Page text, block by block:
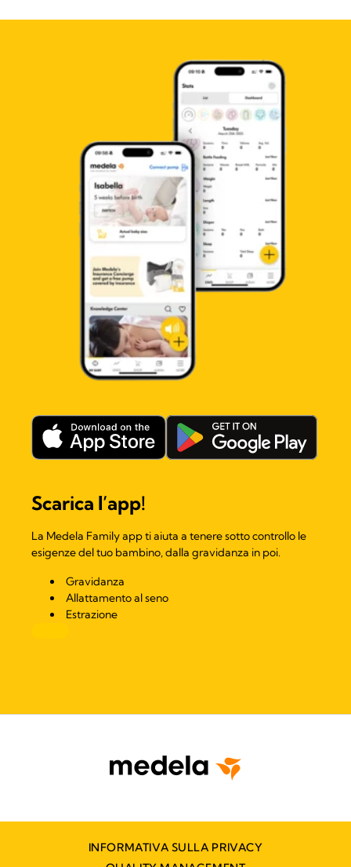
Scarica l’app!​
La Medela Family app ti aiuta a tenere sotto controllo le
esigenze del tuo bambino, dalla gravidanza in poi.
Gravidanza
Allattamento al seno
Estrazione
INFORMATIVA SULLA PRIVACY